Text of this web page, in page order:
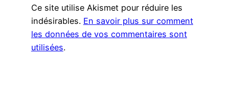
Ce site utilise Akismet pour réduire les
indésirables. En savoir plus sur comment
les données de vos commentaires sont
utilisées.